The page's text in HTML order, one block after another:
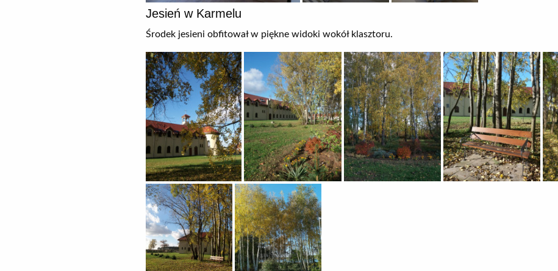
Jesień w Karmelu
Środek jesieni obfitował w piękne widoki wokół klasztoru.